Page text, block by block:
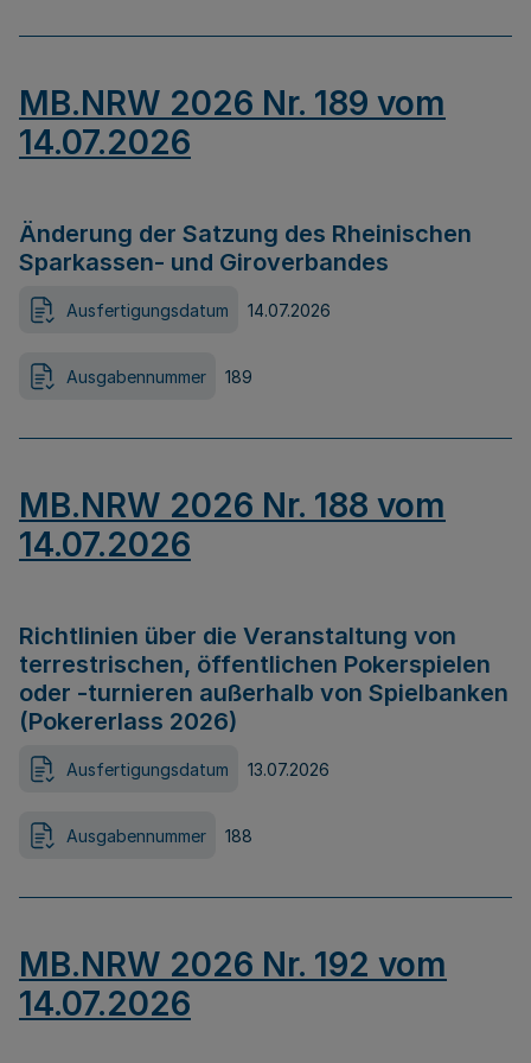
MB.NRW 2026 Nr. 189 vom
14.07.2026
Änderung der Satzung des Rheinischen
Sparkassen- und Giroverbandes
Ausfertigungsdatum 14.07.2026
Ausgabennummer 189
MB.NRW 2026 Nr. 188 vom
14.07.2026
Richtlinien über die Veranstaltung von
terrestrischen, öffentlichen Pokerspielen
oder -turnieren außerhalb von Spielbanken
(Pokererlass 2026)
Ausfertigungsdatum 13.07.2026
Ausgabennummer 188
MB.NRW 2026 Nr. 192 vom
14.07.2026